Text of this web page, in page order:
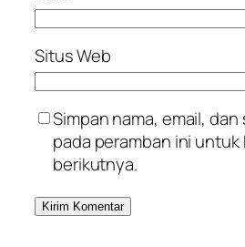
Situs Web
Simpan nama, email,
pada peramban ini untuk
berikutnya.